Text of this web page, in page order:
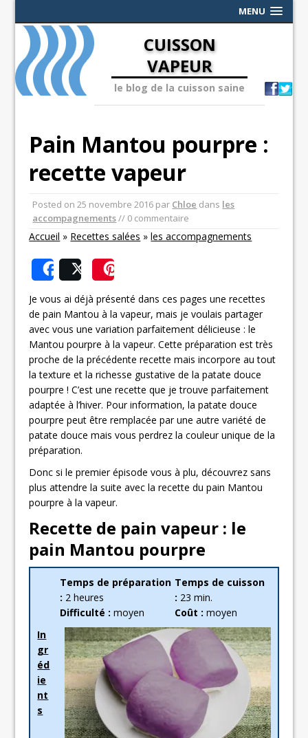
MENU
CUISSON
VAPEUR
le blog de la cuisson saine
Pain Mantou pourpre :
recette vapeur
Posted on25 novembre 2016 par Chloe dans les
accompagnements// 0 commentaire
Accueil » Recettes salées »les accompagnements
SharePost
Je vous ai déjà présenté dans ces pages une recettes
de pain Mantou à la vapeur, mais je voulais partager
avec vous une variation parfaitement délicieuse : le
Mantou pourpre à la vapeur. Cette préparation est très
proche de la précédente recette mais incorpore au tout
la texture et la richesse gustative de la patate douce
pourpre ! C’est une recette que je trouve parfaitement
adaptée à l’hiver. Pour information, la patate douce
pourpre peut être remplacée par une autre variété de
patate douce mais vous perdrez la couleur unique de la
préparation.
Donc si le premier épisode vous à plu, découvrez sans
plus attendre la suite avec la recette du pain Mantou
pourpre à la vapeur.
Recette de pain vapeur : le
pain Mantou pourpre
Temps de préparation
: 2 heures
Temps de cuisson
: 23 min.
Difficulté :moyen Coût : moyen
In
gr
éd
ie
nt
s